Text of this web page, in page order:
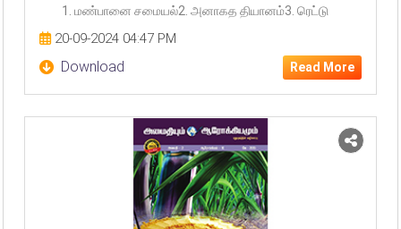
1. மண்பானை சமையல்2. அனாகத தியானம்3. ரெட்டு
20-09-2024 04:47 PM
Download Read More